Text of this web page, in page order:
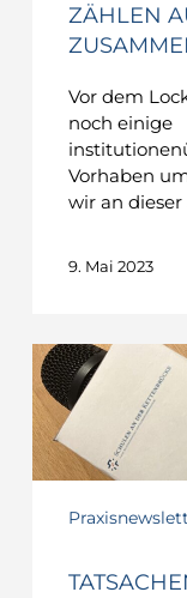
ZÄHLEN
Vor dem
noch einige
Vorhaben
wir an dieser
9. Mai 2023
TATSACHEN
–
Kennen
Sie
die
BAfEP?